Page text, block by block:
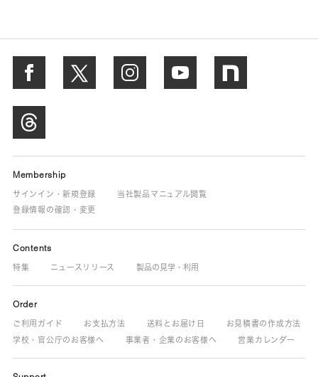
Membership
サインイン・新規登録
当社製品マニュアル閲覧
登録情報の確認・変更
Contents
特集 ニュースリリース 製品の見学・利用
Order
ご利用ガイド お支払方法 送料とお届け日
お見積書の作成方法
学校・官公庁のお客様へ
事業者・企業のお客様へ 営業カレンダー